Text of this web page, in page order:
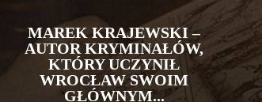
MAREK KRAJEWSKI –
AUTOR KRYMINAŁÓW,
KTÓRY UCZYNIŁ
WROCŁAW SWOIM
GŁÓWNYM...